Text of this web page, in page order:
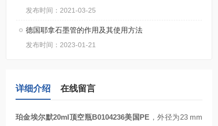
发布时间：2021-03-25
德国耶拿石墨管的作用及其使用方法
发布时间：2023-01-21
详细介绍 在线留言
珀金埃尔默20ml顶空瓶B0104236美国PE ，外径为23 mm